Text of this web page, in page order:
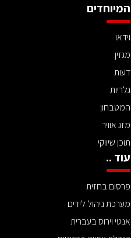
המיוחדים
וידאו
מגזין
דעות
גלריות
המטבחון
מזג אוויר
תוכן שיווקי
עוד ..
פרסום בחזית
מערכת ניהול לידים
אנטי וירוס בעברית